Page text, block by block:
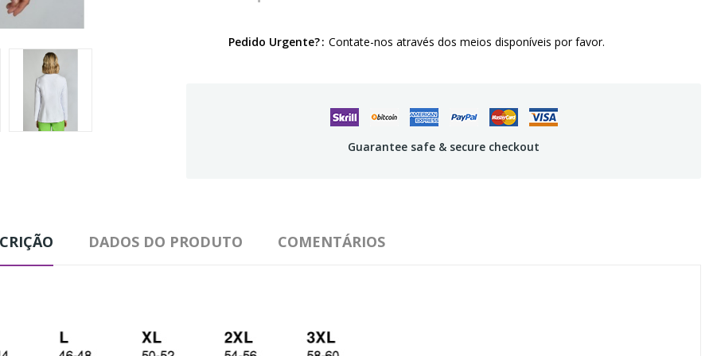
Pedido Urgente? Contate-nos através dos meios disponíveis por favor.
Guarantee safe & secure checkout
DADOS DO PRODUTO COMENTÁRIOS